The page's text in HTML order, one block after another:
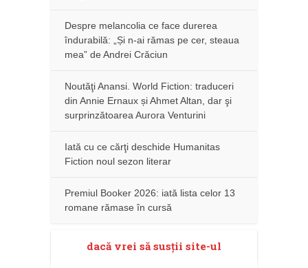
Despre melancolia ce face durerea
îndurabilă: „Și n-ai rămas pe cer, steaua
mea” de Andrei Crăciun
Noutăţi Anansi. World Fiction: traduceri
din Annie Ernaux și Ahmet Altan, dar şi
surprinzătoarea Aurora Venturini
Iată cu ce cărţi deschide Humanitas
Fiction noul sezon literar
Premiul Booker 2026: iată lista celor 13
romane rămase în cursă
dacă vrei să susţii site-ul